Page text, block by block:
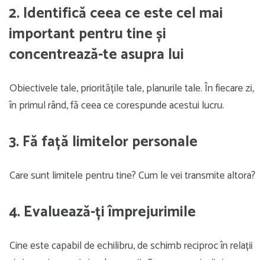
2. Identifică ceea ce este cel mai
important pentru tine și
concentrează-te asupra lui
Obiectivele tale, prioritățile tale, planurile tale. În fiecare zi,
în primul rând, fă ceea ce corespunde acestui lucru.
3. Fă față limitelor personale
Care sunt limitele pentru tine? Cum le vei transmite altora?
4. Evaluează-ți împrejurimile
Cine este capabil de echilibru, de schimb reciproc în relații